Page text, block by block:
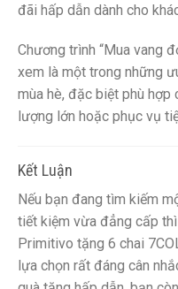
đãi hấp dẫn dành cho
Chương trình “Mua vang
xem là một trong những
mùa hè, đặc biệt phù hợp
lượng lớn hoặc phục vụ
Kết Luận
Nếu bạn đang tìm kiếm
tiết kiệm vừa đẳng cấp
Primitivo tặng 6 chai
lựa chọn rất đáng cân